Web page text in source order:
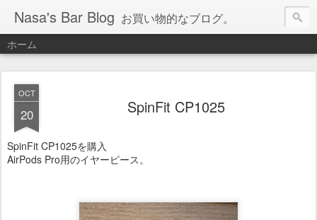
Nasa's Bar Blog お買い物的なブログ。
ホーム
OCT
20 SpinFit CP1025
SpinFit CP1025を購入
AirPods Pro用のイヤーピース。